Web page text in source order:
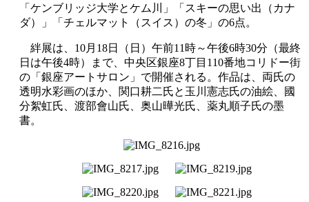
「ケンブリッジ大学とケム川」「スキーの思い出（カナ
ダ）」「チェルマット（スイス）の冬」の6点。
絆展は、10月18日（日）午前11時～午後6時30分（最終
日は午後4時）まで、中央区銀座8丁目110番地コリドー街
の「銀座アートサロン」で開催される。作品は、両氏の
透明水彩画のほか、関口耕二氏と玉川憲志氏の油絵、國
分絮虹氏、渡部會山氏、奥山曄光氏、薬丸順子氏の墨
書。